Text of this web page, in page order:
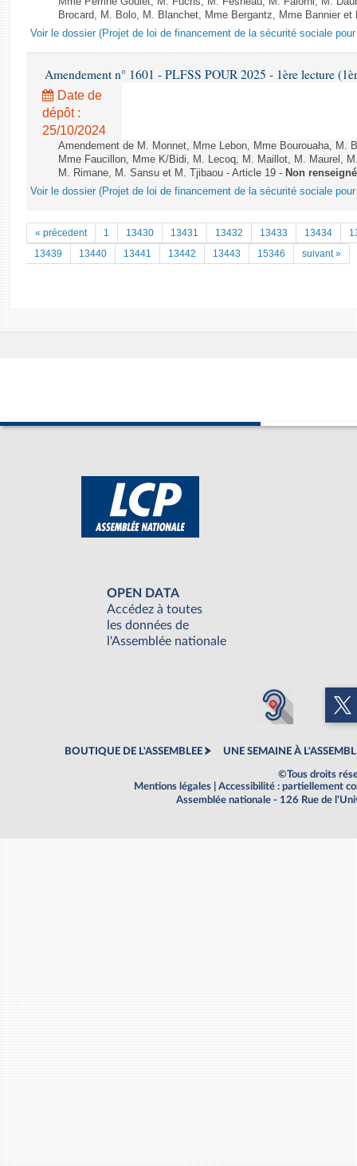
Brocard, M. Bolo, M. Blanchet, Mme Bergantz, Mme Bannier
Voir le dossier (Projet de loi de financement de la sécurité sociale pour
Amendement n° 1601 - PLFSS POUR 2025 - 1ère lecture
Date de
dépôt :
25/10/2024
Amendement de M. Monnet, Mme Lebon, Mme Bourouaha, M.
Mme Faucillon, Mme K/Bidi, M. Lecoq, M. Maillot, M. Maurel,
M. Rimane, M. Sansu et M. Tjibaou - Article 19 - Non renseigné
Voir le dossier (Projet de loi de financement de la sécurité sociale pour
« précedent 1 13430 13431 13432 13433 13434
13439
13440 13441 13442 13443 15346 suivant »
OPEN DATA
Accédez à toutes
les données de
l'Assemblée nationale
BOUTIQUE DE L'ASSEMBLEE UNE SEMAINE À
©Tous droits
Mentions légales
Accessibilité : partiellement
Assemblée nationale - 126 Rue de